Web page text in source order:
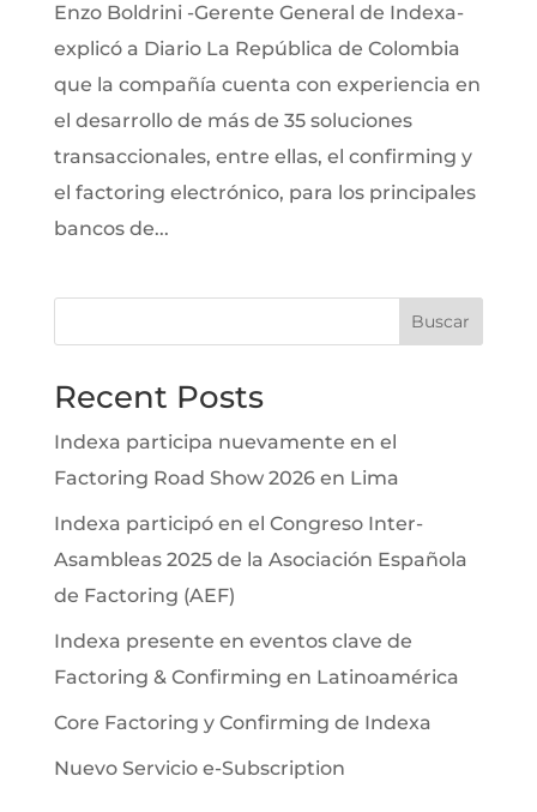
Enzo Boldrini -Gerente General de Indexa-
explicó a Diario La República de Colombia
que la compañía cuenta con experiencia en
el desarrollo de más de 35 soluciones
transaccionales, entre ellas, el confirming y
el factoring electrónico, para los principales
bancos de...
Buscar
Recent Posts
Indexa participa nuevamente en el
Factoring Road Show 2026 en Lima
Indexa participó en el Congreso Inter-
Asambleas 2025 de la Asociación Española
de Factoring (AEF)
Indexa presente en eventos clave de
Factoring & Confirming en Latinoamérica
Core Factoring y Confirming de Indexa
Nuevo Servicio e-Subscription